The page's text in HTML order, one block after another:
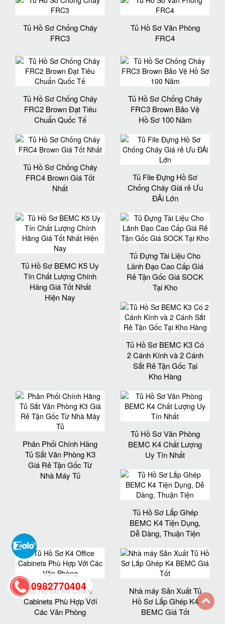
Tủ Hồ Sơ Chống Cháy
FRC3
Tủ Hồ Sơ Văn Phòng
FRC4
Tủ Hồ Sơ Chống Cháy
FRC2 Brown Đạt Tiêu
Chuẩn Quốc Tế
Tủ Hồ Sơ Chống Cháy
FRC3 Brown Bảo Vệ
Hồ Sơ 100 Năm
Tủ Hồ Sơ Chống Cháy
FRC4 Brown Giá Tốt
Nhất
Tủ File Đựng Hồ Sơ
Chống Cháy Giá rẻ Ưu
ĐÃi Lớn
Tủ Hồ Sơ BEMC K5 Uy
Tín Chất Lượng Chính
Hãng Giá Tốt Nhất
Hiện Nay
Tủ Đựng Tài Liệu Cho
Lãnh Đạo Cao Cấp Giá
Rẻ Tận Gốc Giá SOCK
Tại Kho
Tủ Hồ Sơ BEMC K3 Có
2 Cánh Kính và 2 Cánh
Sắt Rẻ Tận Gốc Tại
Kho Hàng
Phân Phối Chính Hãng
Tủ Sắt Văn Phòng K3
Giá Rẻ Tận Gốc Từ
Nhà Máy Tủ
Tủ Hồ Sơ Văn Phòng
BEMC K4 Chất Lượng
Uy Tín Nhất
Tủ Hồ Sơ Lắp Ghép
BEMC K4 Tiện Dụng,
Dễ Dàng, Thuận Tiện
Tủ Hồ Sơ K4 Office
Cabinets Phù Hợp Với
Các Văn Phòng
Nhà máy Sản Xuất Tủ
Hồ Sơ Lắp Ghép K4
BEMC Giá Tốt
0982770404